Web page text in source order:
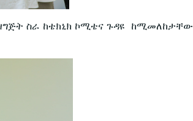
ስራ ከቴክኒክ ኮሚቴና ጉዳዩ ከሚመለከታቸው